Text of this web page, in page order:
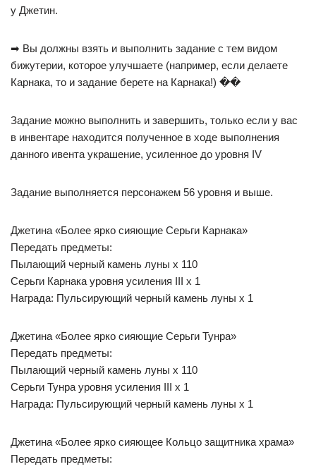
у Джетин.
➡ Вы должны взять и выполнить задание с тем видом
бижутерии, которое улучшаете (например, если делаете
Карнака, то и задание берете на Карнака!) ��
Задание можно выполнить и завершить, только если у вас
в инвентаре находится полученное в ходе выполнения
данного ивента украшение, усиленное до уровня IV
Задание выполняется персонажем 56 уровня и выше.
Джетина «Более ярко сияющие Серьги Карнака»
Передать предметы:
Пылающий черный камень луны х 110
Серьги Карнака уровня усиления III х 1
Награда: Пульсирующий черный камень луны х 1
Джетина «Более ярко сияющие Серьги Тунра»
Передать предметы:
Пылающий черный камень луны х 110
Серьги Тунра уровня усиления III х 1
Награда: Пульсирующий черный камень луны х 1
Джетина «Более ярко сияющее Кольцо защитника храма»
Передать предметы: